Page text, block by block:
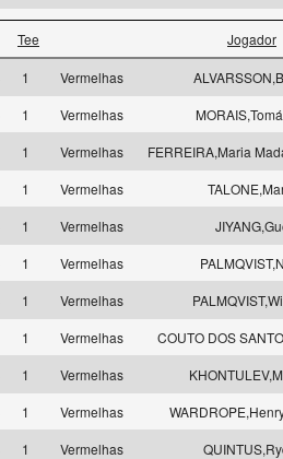
Tee Jogador
1 Vermelhas
1 Vermelhas
1 Vermelhas
FERREIRA,Maria
1 Vermelhas
1 Vermelhas
1 Vermelhas
1 Vermelhas
1 Vermelhas
COUTO DOS
1 Vermelhas
1 Vermelhas
1 Vermelhas